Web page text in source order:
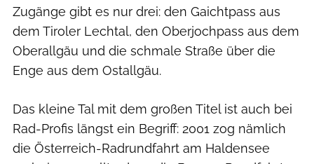
Zugänge gibt es nur drei: den Gaichtpass aus
dem Tiroler Lechtal, den Oberjochpass aus dem
Oberallgäu und die schmale Straße über die
Enge aus dem Ostallgäu.
Das kleine Tal mit dem großen Titel ist auch bei
Rad-Profis längst ein Begriff: 2001 zog nämlich
die Österreich-Radrundfahrt am Haldensee